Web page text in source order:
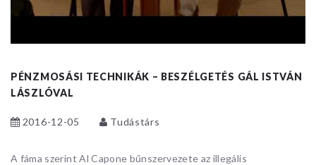
PÉNZMOSÁSI TECHNIKÁK – BESZÉLGETÉS GÁL ISTVÁN
LÁSZLÓVAL
2016-12-05 Tudástárs
A fáma szerint Al Capone bűnszervezete az illegális